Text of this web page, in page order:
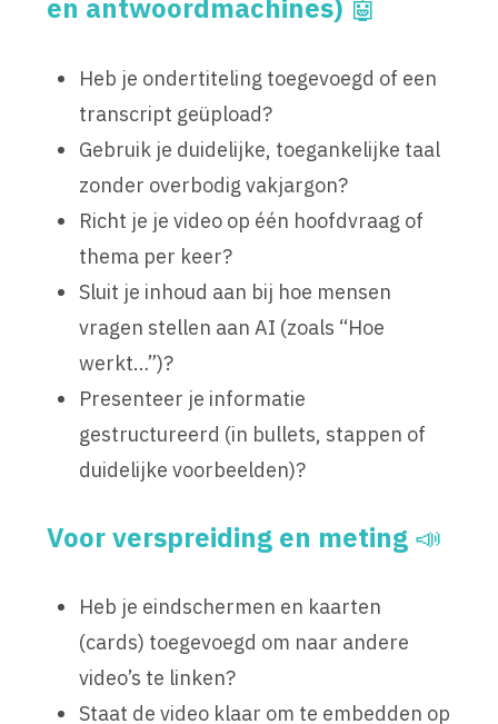
en antwoordmachines) 🤖
Heb je ondertiteling toegevoegd of een
transcript geüpload?
Gebruik je duidelijke, toegankelijke taal
zonder overbodig vakjargon?
Richt je je video op één hoofdvraag of
thema per keer?
Sluit je inhoud aan bij hoe mensen
vragen stellen aan AI (zoals “Hoe
werkt…”)?
Presenteer je informatie
gestructureerd (in bullets, stappen of
duidelijke voorbeelden)?
Voor verspreiding en meting 📣
Heb je eindschermen en kaarten
(cards) toegevoegd om naar andere
video’s te linken?
Staat de video klaar om te embedden op